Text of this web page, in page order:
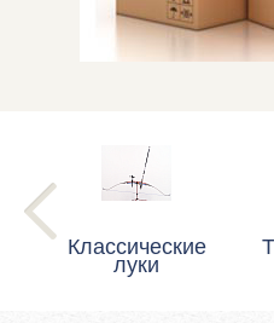
Классические
луки